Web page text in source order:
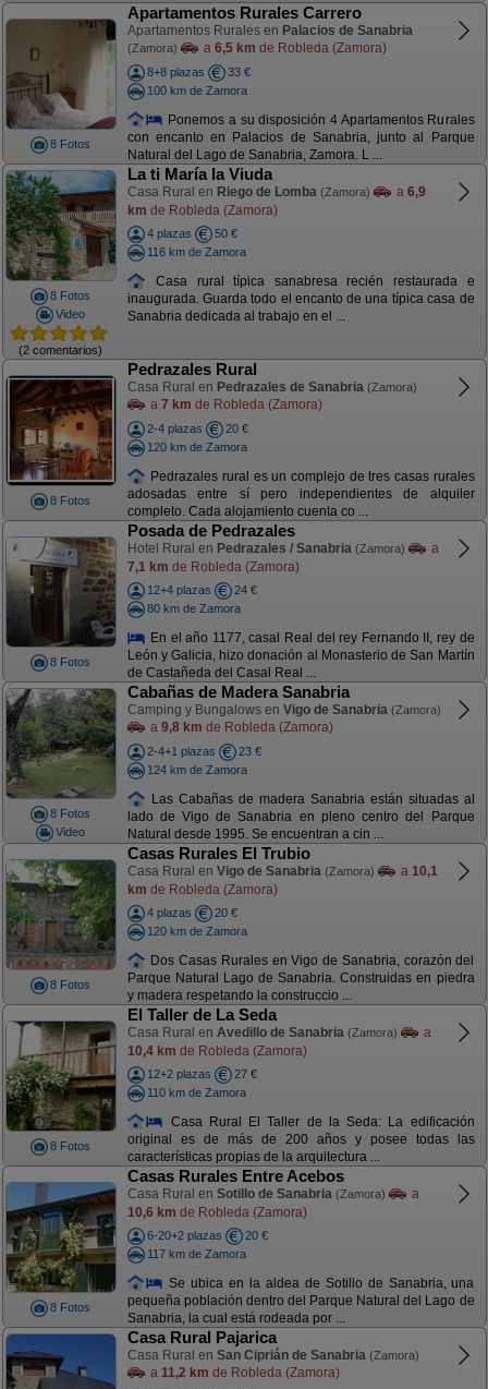
8 Fotos
Apartamentos Rurales Carrero
Apartamentos Rurales en Palacios de Sanabria
(Zamora) a 6,5 km de Robleda (Zamora)
8+8 plazas
33 €
100 km de Zamora
Ponemos a su disposición 4 Apartamentos Rurales
con encanto en Palacios de Sanabria, junto al Parque
Natural del Lago de Sanabria, Zamora. L ...
8 Fotos
Video
(2 comentarios)
La ti María la Viuda
Casa Rural en Riego de Lomba (Zamora) a 6,9
km de Robleda (Zamora)
4 plazas
50 €
116 km de Zamora
Casa rural típica sanabresa recién restaurada e
inaugurada. Guarda todo el encanto de una típica casa de
Sanabria dedicada al trabajo en el ...
8 Fotos
Pedrazales Rural
Casa Rural en Pedrazales de Sanabria (Zamora)
a 7 km de Robleda (Zamora)
2-4 plazas
20 €
120 km de Zamora
Pedrazales rural es un complejo de tres casas rurales
adosadas entre sí pero independientes de alquiler
completo. Cada alojamiento cuenta co ...
8 Fotos
Posada de Pedrazales
Hotel Rural en Pedrazales / Sanabria (Zamora)
a
7,1 km de Robleda (Zamora)
12+4 plazas
24 €
80 km de Zamora
En el año 1177, casal Real del rey Fernando II, rey de
León y Galicia, hizo donación al Monasterio de San Martín
de Castañeda del Casal Real ...
8 Fotos
Video
Cabañas de Madera Sanabria
Camping y Bungalows en Vigo de Sanabria (Zamora)
a 9,8 km de Robleda (Zamora)
2-4+1 plazas
23 €
124 km de Zamora
Las Cabañas de madera Sanabria están situadas al
lado de Vigo de Sanabria en pleno centro del Parque
Natural desde 1995. Se encuentran a cin ...
8 Fotos
Casas Rurales El Trubio
Casa Rural en Vigo de Sanabria (Zamora) a 10,1
km de Robleda (Zamora)
4 plazas
20 €
120 km de Zamora
Dos Casas Rurales en Vigo de Sanabria, corazón del
Parque Natural Lago de Sanabria. Construidas en piedra
y madera respetando la construccio ...
8 Fotos
El Taller de La Seda
Casa Rural en Avedillo de Sanabria (Zamora)
a
10,4 km de Robleda (Zamora)
12+2 plazas
27 €
110 km de Zamora
Casa Rural El Taller de la Seda: La edificación
original es de más de 200 años y posee todas las
características propias de la arquitectura ...
8 Fotos
Casas Rurales Entre Acebos
Casa Rural en Sotillo de Sanabria (Zamora)
a
10,6 km de Robleda (Zamora)
6-20+2 plazas
20 €
117 km de Zamora
Se ubica en la aldea de Sotillo de Sanabria, una
pequeña población dentro del Parque Natural del Lago de
Sanabria, la cual está rodeada por ...
Casa Rural Pajarica
Casa Rural en San Ciprián de Sanabria (Zamora)
a 11,2 km de Robleda (Zamora)